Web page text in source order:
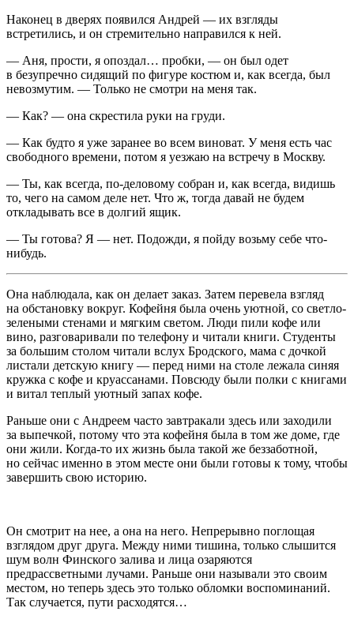
Наконец в дверях появился Андрей — их взгляды
встретились, и он стремительно направился к ней.
— Аня, прости, я опоздал… пробки, — он был одет
в безупречно сидящий по фигуре костюм и, как всегда, был
невозмутим. — Только не смотри на меня так.
— Как? — она скрестила руки на груди.
— Как будто я уже заранее во всем виноват. У меня есть час
свободного времени, потом я уезжаю на встречу в Москву.
— Ты, как всегда, по-деловому собран и, как всегда, видишь
то, чего на самом деле нет. Что ж, тогда давай не будем
откладывать все в долгий ящик.
— Ты готова? Я — нет. Подожди, я пойду возьму себе что-
нибудь.
Она наблюдала, как он делает заказ. Затем перевела взгляд
на обстановку вокруг. Кофейня была очень уютной, со светло-
зелеными стенами и мягким светом. Люди пили кофе или
вино, разговаривали по телефону и читали книги. Студенты
за большим столом читали вслух Бродского, мама с дочкой
листали детскую книгу — перед ними на столе лежала синяя
кружка с кофе и круассанами. Повсюду были полки с книгами
и витал теплый уютный запах кофе.
Раньше они с Андреем часто завтракали здесь или заходили
за выпечкой, потому что эта кофейня была в том же доме, где
они жили. Когда-то их жизнь была такой же беззаботной,
но сейчас именно в этом месте они были готовы к тому, чтобы
завершить свою историю.
Он смотрит на нее, а она на него. Непрерывно поглощая
взглядом друг друга. Между ними тишина, только слышится
шум волн Финского залива и лица озаряются
предрассветными лучами. Раньше они называли это своим
местом, но теперь здесь это только обломки воспоминаний.
Так случается, пути расходятся…